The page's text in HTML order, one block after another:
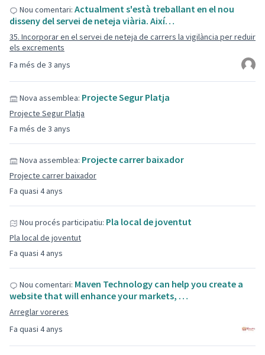
Fa més de 3 anys
Nou comentari: Actualment s'està treballant en el nou
disseny del servei de neteja viària. Així…
35. Incorporar en el servei de neteja de carrers la vigilància per reduir
els excrements
Fa més de 3 anys
Nova assemblea: Projecte Segur Platja
Projecte Segur Platja
Fa quasi 4 anys
Nova assemblea: Projecte carrer baixador
Projecte carrer baixador
Fa quasi 4 anys
Nou procés participatiu: Pla local de joventut
Pla local de joventut
Fa quasi 4 anys
Nou comentari: Maven Technology can help you create a
website that will enhance your markets, …
Arreglar voreres